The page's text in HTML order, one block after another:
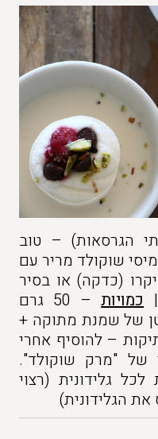
הגרסאות) – טוב
שוקולד מריר עם
(כדקה) או בסיר
כמויות
– 50 גרם
של שמנת מתוקה +
– להוסיף אחרי
של "מרק שוקולד".
גלידונית (רצוי
הגלידונית)